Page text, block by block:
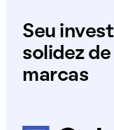
Seu
solidez
marcas